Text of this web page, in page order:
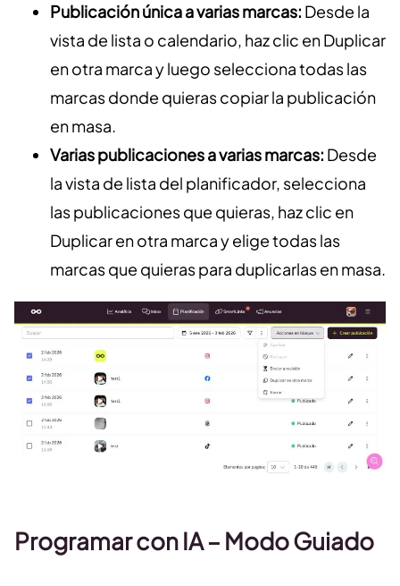
Publicación única a varias marcas: Desde la
vista de lista o calendario, haz clic en Duplicar
en otra marca y luego selecciona todas las
marcas donde quieras copiar la publicación
en masa.
Varias publicaciones a varias marcas: Desde
la vista de lista del planificador, selecciona
las publicaciones que quieras, haz clic en
Duplicar en otra marca y elige todas las
marcas que quieras para duplicarlas en masa.
Programar con IA – Modo Guiado